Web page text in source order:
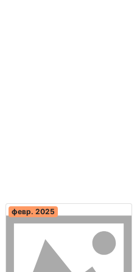
февр. 2025